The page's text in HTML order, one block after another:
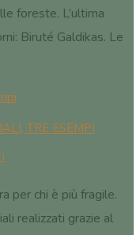
foreste. L’ultima
Biruté Galdikas. Le
TRE ESEMPI
per chi è più fragile.
realizzati grazie al